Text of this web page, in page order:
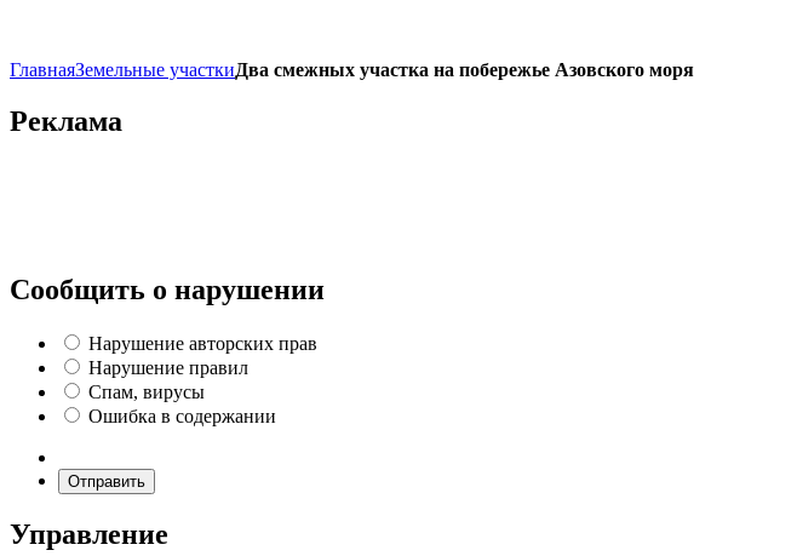
ГлавнаяЗемельные участкиДва смежных участка на побережье Азовского моря
Реклама
Сообщить о нарушении
Нарушение авторских прав
Нарушение правил
Спам, вирусы
Ошибка в содержании
Отправить
Управление